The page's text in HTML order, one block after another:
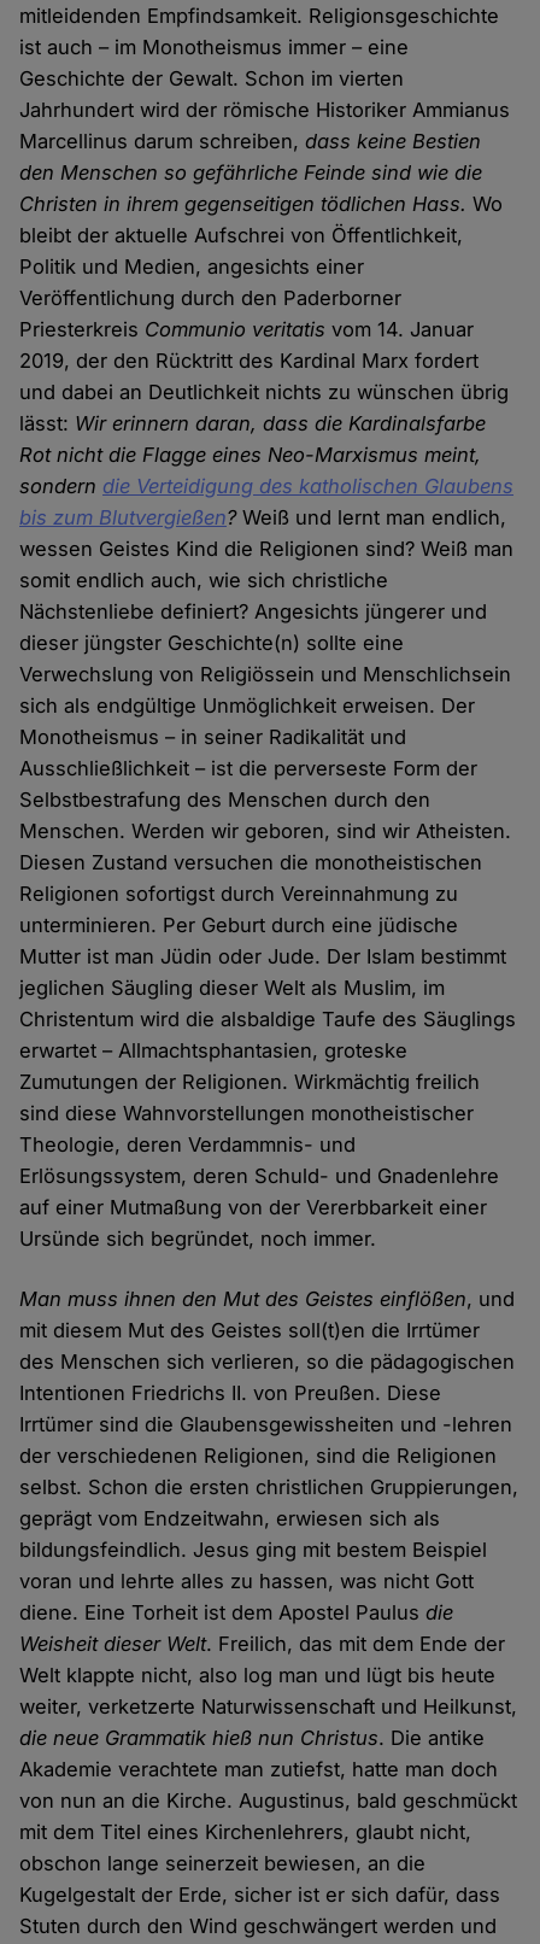
mitleidenden Empfindsamkeit. Religionsgeschichte
ist auch – im Monotheismus immer – eine
Geschichte der Gewalt. Schon im vierten
Jahrhundert wird der römische Historiker Ammianus
Marcellinus darum schreiben,dass keine Bestien
den Menschen so gefährliche Feinde sind wie die
Christen in ihrem gegenseitigen tödlichen Hass. Wo
bleibt der aktuelle Aufschrei von Öffentlichkeit,
Politik und Medien, angesichts einer
Veröffentlichung durch den Paderborner
Priesterkreis Communio veritatis vom 14. Januar
2019, der den Rücktritt des Kardinal Marx fordert
und dabei an Deutlichkeit nichts zu wünschen übrig
lässt: Wir erinnern daran, dass die Kardinalsfarbe
Rot nicht die Flagge eines Neo-Marxismus meint,
sondern die Verteidigung des katholischen Glaubens
bis zum Blutvergießen?Weiß und lernt man endlich,
wessen Geistes Kind die Religionen sind? Weiß man
somit endlich auch, wie sich christliche
Nächstenliebe definiert? Angesichts jüngerer und
dieser jüngster Geschichte(n) sollte eine
Verwechslung von Religiössein und Menschlichsein
sich als endgültige Unmöglichkeit erweisen. Der
Monotheismus – in seiner Radikalität und
Ausschließlichkeit – ist die perverseste Form der
Selbstbestrafung des Menschen durch den
Menschen. Werden wir geboren, sind wir Atheisten.
Diesen Zustand versuchen die monotheistischen
Religionen sofortigst durch Vereinnahmung zu
unterminieren. Per Geburt durch eine jüdische
Mutter ist man Jüdin oder Jude. Der Islam bestimmt
jeglichen Säugling dieser Welt als Muslim, im
Christentum wird die alsbaldige Taufe des Säuglings
erwartet – Allmachtsphantasien, groteske
Zumutungen der Religionen. Wirkmächtig freilich
sind diese Wahnvorstellungen monotheistischer
Theologie, deren Verdammnis- und
Erlösungssystem, deren Schuld- und Gnadenlehre
auf einer Mutmaßung von der Vererbbarkeit einer
Ursünde sich begründet, noch immer.
Man muss ihnen den Mut des Geistes einflößen, und
mit diesem Mut des Geistes soll(t)en die Irrtümer
des Menschen sich verlieren, so die pädagogischen
Intentionen Friedrichs II. von Preußen. Diese
Irrtümer sind die Glaubensgewissheiten und -lehren
der verschiedenen Religionen, sind die Religionen
selbst. Schon die ersten christlichen Gruppierungen,
geprägt vom Endzeitwahn, erwiesen sich als
bildungsfeindlich. Jesus ging mit bestem Beispiel
voran und lehrte alles zu hassen, was nicht Gott
diene. Eine Torheit ist dem Apostel Paulusdie
Weisheit dieser Welt. Freilich, das mit dem Ende der
Welt klappte nicht, also log man und lügt bis heute
weiter, verketzerte Naturwissenschaft und Heilkunst,
die neue Grammatik hieß nun Christus. Die antike
Akademie verachtete man zutiefst, hatte man doch
von nun an die Kirche. Augustinus, bald geschmückt
mit dem Titel eines Kirchenlehrers, glaubt nicht,
obschon lange seinerzeit bewiesen, an die
Kugelgestalt der Erde, sicher ist er sich dafür, dass
Stuten durch den Wind geschwängert werden und